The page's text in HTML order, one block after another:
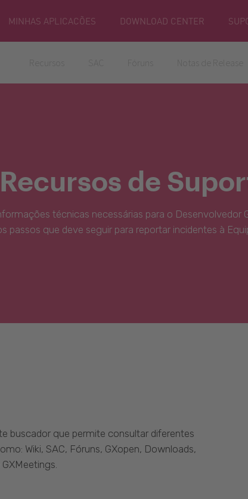
MINHAS APLICACÕES DOWNLOAD CENTER
Recursos de
técnicas necessárias para o Desenvolvedor
passos que deve seguir para reportar incidentes à
buscador que permite consultar diferentes
Wiki, SAC, Fóruns, GXopen, Downloads,